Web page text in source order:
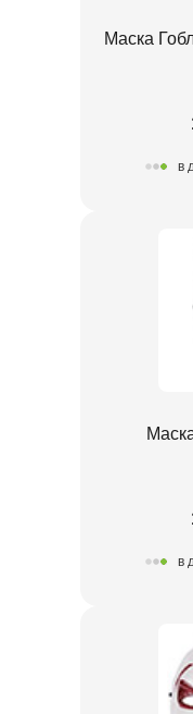
Маска
в
в